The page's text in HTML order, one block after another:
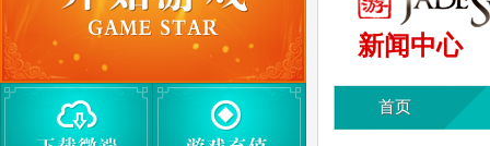
新闻中心
首页